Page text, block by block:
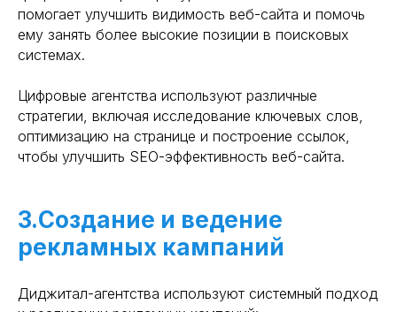
помогает улучшить видимость веб-сайта и помочь
ему занять более высокие позиции в поисковых
системах.
Цифровые агентства используют различные
стратегии, включая исследование ключевых слов,
оптимизацию на странице и построение ссылок,
чтобы улучшить SEO-эффективность веб-сайта.
3.Создание и ведение
рекламных кампаний
Диджитал-агентства используют системный подход